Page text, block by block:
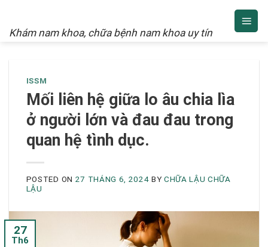
Khám nam khoa, chữa bệnh nam khoa uy tín
ISSM
Mối liên hệ giữa lo âu chia lìa
ở người lớn và đau đau trong
quan hệ tình dục.
POSTED ON 27 THÁNG 6, 2024 BY CHỮA LẬU CHỮA
LẬU
27
Th6